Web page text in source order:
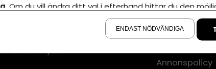
Eget är en
000-tals
kalkyler
Om cookies
Våra
Policy för AI
Annonspolicy
. Om du vill ändra ditt val i efterhand hittar du den
ENDAST NÖDVÄNDIGA